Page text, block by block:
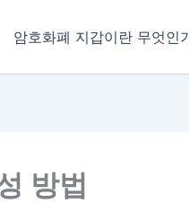
암호화폐 지갑이란 무엇인
방법